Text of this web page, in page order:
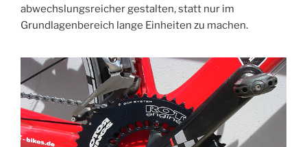
abwechslungsreicher gestalten, statt nur im
Grundlagenbereich lange Einheiten zu machen.